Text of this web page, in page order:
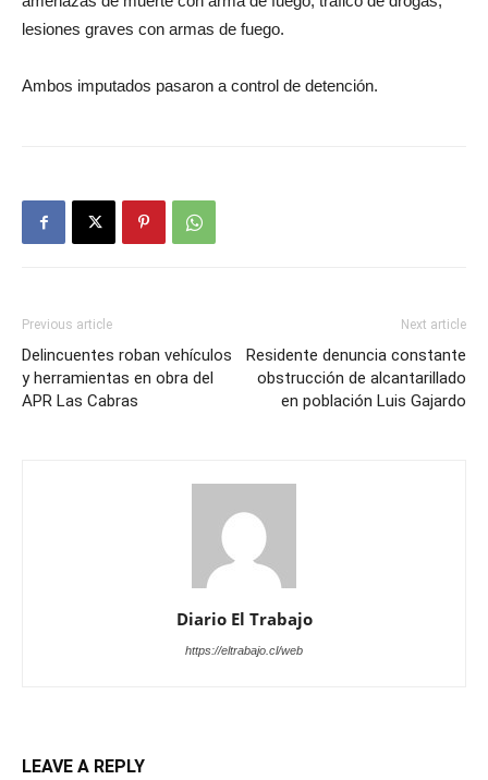
lesiones graves con armas de fuego.
Ambos imputados pasaron a control de detención.
Previous article
Delincuentes roban vehículos
y herramientas en obra del
APR Las Cabras
Next article
Residente denuncia constante
obstrucción de alcantarillado
en población Luis Gajardo
Diario El Trabajo
https://eltrabajo.cl/web
LEAVE A REPLY